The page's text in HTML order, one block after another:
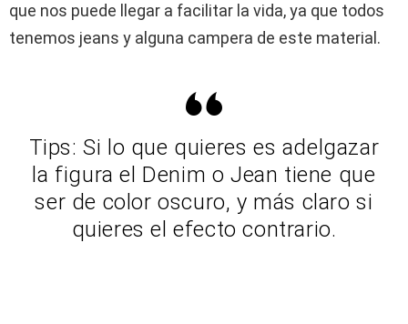
que nos puede llegar a facilitar la vida, ya que todos
tenemos jeans y alguna campera de este material.
Tips: Si lo que quieres es adelgazar
la figura el Denim o Jean tiene que
ser de color oscuro, y más claro si
quieres el efecto contrario.